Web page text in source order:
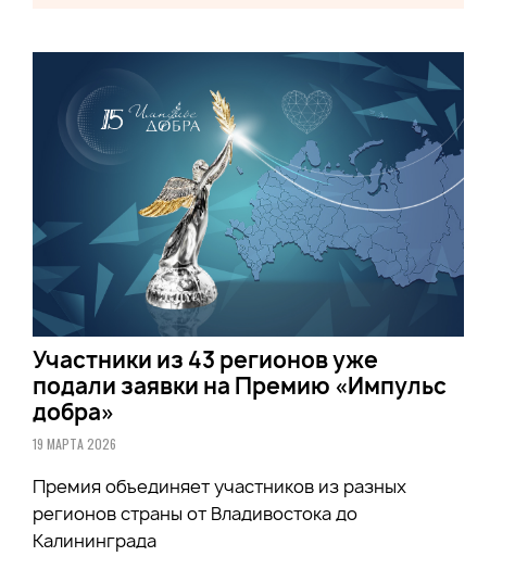
Участники из 43 регионов уже
подали заявки на Премию «Импульс
добра»
19 МАРТА 2026
Премия объединяет участников из разных
регионов страны от Владивостока до
Калининграда